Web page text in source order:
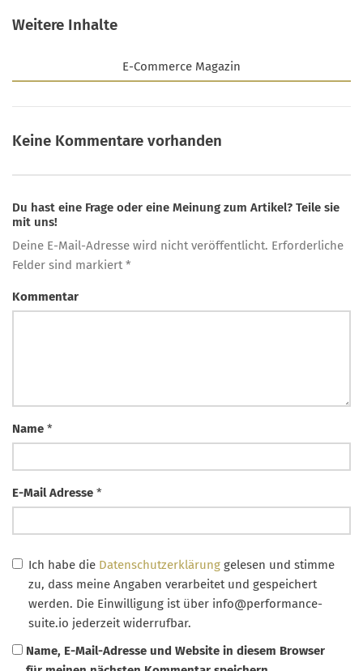
Weitere Inhalte
E-Commerce Magazin
Keine Kommentare vorhanden
Du hast eine Frage oder eine Meinung zum Artikel? Teile sie
mit uns!
Deine E-Mail-Adresse wird nicht veröffentlicht. Erforderliche
Felder sind markiert *
Kommentar
Name *
E-Mail Adresse *
Ich habe die Datenschutzerklärung gelesen und stimme
zu, dass meine Angaben verarbeitet und gespeichert
werden. Die Einwilligung ist über info@performance-
suite.io jederzeit widerrufbar.
Name, E-Mail-Adresse und Website in diesem Browser